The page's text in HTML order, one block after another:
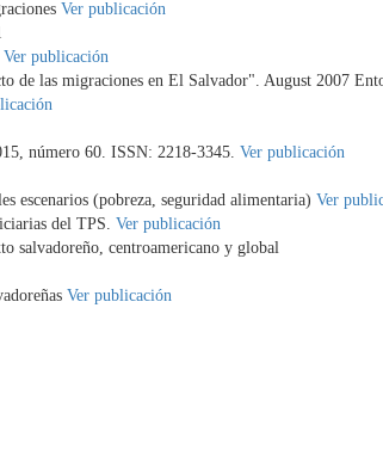
Ver publicación
Ver publicación
de las migraciones en El Salvador". August 2007
número 60. ISSN: 2218-3345. Ver publicación
escenarios (pobreza, seguridad alimentaria) Ver
del TPS. Ver publicación
salvadoreño, centroamericano y global
Ver publicación